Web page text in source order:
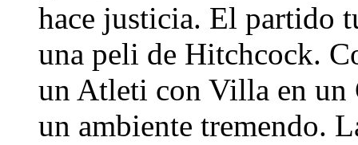
hace justicia. El partido
una peli de Hitchcock.
un Atleti con Villa en un
un ambiente tremendo.